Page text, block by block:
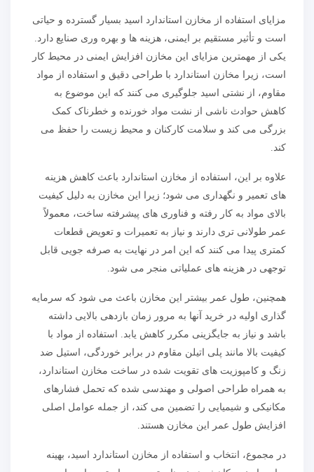
مزایای استفاده از مخازن استاندارد اسید بسیار گسترده و حیاتی
است و تأثیر مستقیم بر ایمنی، هزینه ها و بهره وری صنایع دارد.
یکی از مهمترین مزایای این مخازن افزایش ایمنی در محیط کار
است، زیرا مخازن استاندارد با طراحی دقیق و استفاده از مواد
مقاوم، از نشتی اسید جلوگیری می کنند که این موضوع به
کاهش حوادث ناشی از نشت مواد خورنده و خطرناک کمک
بزرگی می کند و سلامت کارکنان و محیط زیست را حفظ می
کند.
علاوه بر این، استفاده از مخازن استاندارد باعث کاهش هزینه
های تعمیر و نگهداری می شود؛ زیرا این مخازن به دلیل کیفیت
بالای مواد به کار رفته و فناوری های پیشرفته ساخت، معمولاً
عمر طولانی تری دارند و نیاز به تعمیرات و تعویض قطعات
کمتری پیدا می کنند که این امر در نهایت به صرفه جویی قابل
توجهی در هزینه های عملیاتی منجر می شود.
همچنین، طول عمر بیشتر این مخازن باعث می شود که سرمایه
گذاری اولیه در خرید آنها به مرور زمان بازدهی بالایی داشته
باشد و نیاز به جایگزینی مکرر کاهش یابد. استفاده از مواد با
کیفیت بالا مانند پلی اتیلن مقاوم در برابر خوردگی، استیل ضد
زنگ و کامپوزیت های تقویت شده در ساخت مخازن استاندارد،
به همراه طراحی اصولی و مهندسی شده که تحمل فشارهای
مکانیکی و شیمیایی را تضمین می کند، از جمله عوامل اصلی
افزایش طول عمر این مخازن هستند.
در مجموع، انتخاب و استفاده از مخازن استاندارد اسید، بهینه